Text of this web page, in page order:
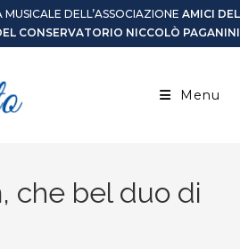
MUSICALE DELL’ASSOCIAZIONE AMICI DEL
CONSERVATORIO NICCOLÒ PAGANINI
Menu
che bel duo di